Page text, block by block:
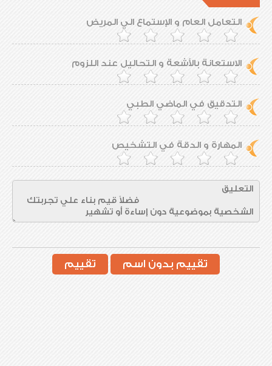
التعامل العام و الإستماع الي المريض
الاستعانة بالأشعة و التحاليل عند اللزوم
التدقيق في الماضي الطبي
المهارة و الدقة في التشخيص
تقييم بدون اسم تقييم